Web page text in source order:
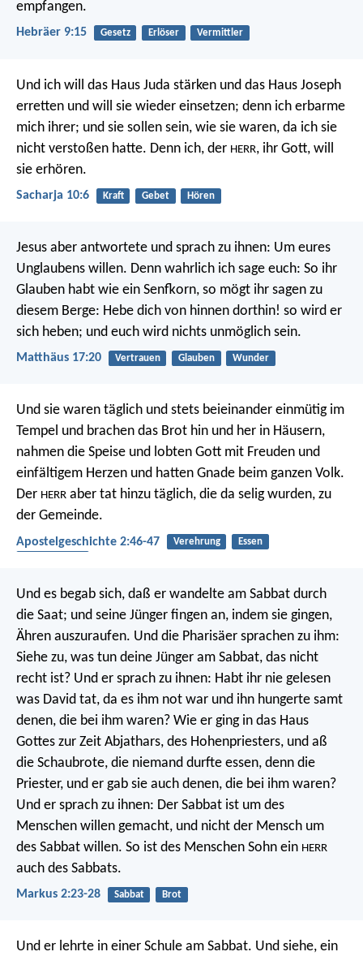
empfangen.
Hebräer 9:15 Gesetz Erlöser Vermittler
Und ich will das Haus Juda stärken und das Haus Joseph
erretten und will sie wieder einsetzen; denn ich erbarme
mich ihrer; und sie sollen sein, wie sie waren, da ich sie
nicht verstoßen hatte. Denn ich, der HERR, ihr Gott, will
sie erhören.
Sacharja 10:6 Kraft Gebet Hören
Jesus aber antwortete und sprach zu ihnen: Um eures
Unglaubens willen. Denn wahrlich ich sage euch: So ihr
Glauben habt wie ein Senfkorn, so mögt ihr sagen zu
diesem Berge: Hebe dich von hinnen dorthin! so wird er
sich heben; und euch wird nichts unmöglich sein.
Matthäus 17:20 Vertrauen Glauben Wunder
Und sie waren täglich und stets beieinander einmütig im
Tempel und brachen das Brot hin und her in Häusern,
nahmen die Speise und lobten Gott mit Freuden und
einfältigem Herzen und hatten Gnade beim ganzen Volk.
Der HERR aber tat hinzu täglich, die da selig wurden, zu
der Gemeinde.
Apostelgeschichte 2:46-47 Verehrung
Essen
Und es begab sich, daß er wandelte am Sabbat durch
die Saat; und seine Jünger fingen an, indem sie gingen,
Ähren auszuraufen. Und die Pharisäer sprachen zu ihm:
Siehe zu, was tun deine Jünger am Sabbat, das nicht
recht ist? Und er sprach zu ihnen: Habt ihr nie gelesen
was David tat, da es ihm not war und ihn hungerte samt
denen, die bei ihm waren? Wie er ging in das Haus
Gottes zur Zeit Abjathars, des Hohenpriesters, und aß
die Schaubrote, die niemand durfte essen, denn die
Priester, und er gab sie auch denen, die bei ihm waren?
Und er sprach zu ihnen: Der Sabbat ist um des
Menschen willen gemacht, und nicht der Mensch um
des Sabbat willen. So ist des Menschen Sohn ein HERR
auch des Sabbats.
Markus 2:23-28 Sabbat Brot
Und er lehrte in einer Schule am Sabbat. Und siehe, ein